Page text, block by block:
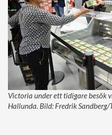
Victoria under ett tidigare besök
Hallunda. Bild: Fredrik Sandberg/